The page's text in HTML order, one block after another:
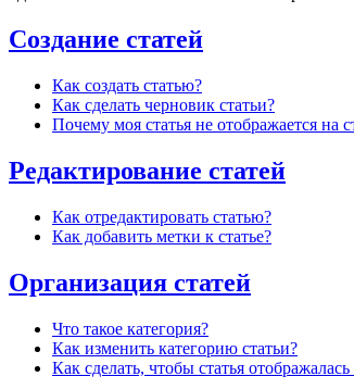
Создание статей
Как создать статью?
Как сделать черновик статьи?
Почему моя статья не отображается на
Редактирование статей
Как отредактировать статью?
Как добавить метки к статье?
Организация статей
Что такое категория?
Как изменить категорию статьи?
Как сделать, чтобы статья